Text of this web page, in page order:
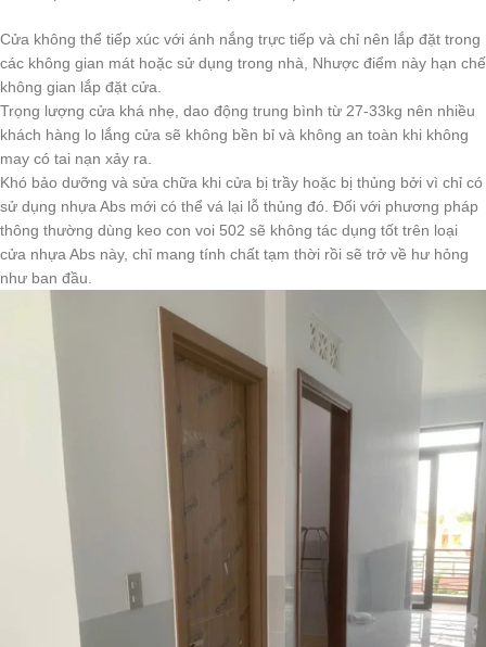
Cửa không thể tiếp xúc với ánh nắng trực tiếp và chỉ nên lắp đặt trong
các không gian mát hoặc sử dụng trong nhà, Nhược điểm này hạn chế
không gian lắp đặt cửa.
Trọng lượng cửa khá nhẹ, dao động trung bình từ 27-33kg nên nhiều
khách hàng lo lắng cửa sẽ không bền bỉ và không an toàn khi không
may có tai nạn xảy ra.
Khó bảo dưỡng và sửa chữa khi cửa bị trầy hoặc bị thủng bởi vì chỉ có
sử dụng nhựa Abs mới có thể vá lại lỗ thủng đó. Đối với phương pháp
thông thường dùng keo con voi 502 sẽ không tác dụng tốt trên loại
cửa nhựa Abs này, chỉ mang tính chất tạm thời rồi sẽ trở về hư hỏng
như ban đầu.